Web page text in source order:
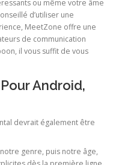
ou même votre âme
d’utiliser une
MeetZone offre une
de communication
il vous suffit de vous
Android,
devrait également être
genre, puis notre âge,